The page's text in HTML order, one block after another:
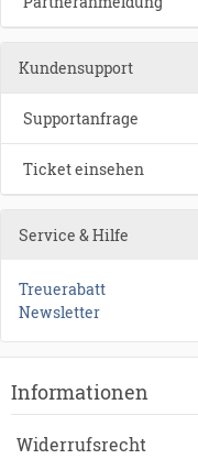
Kundensupport
Supportanfrage
Ticket einsehen
Service & Hilfe
Treuerabatt
Newsletter
Informationen
Widerrufsrecht